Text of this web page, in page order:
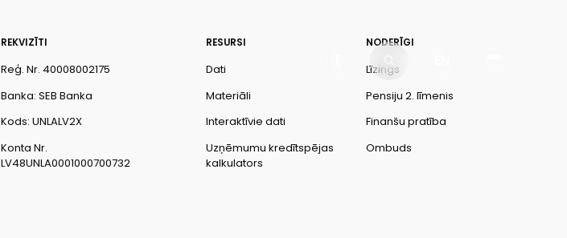
REKVIZĪTI
Reģ. Nr. 40008002175
Banka: SEB Banka
Kods: UNLALV2X
Konta Nr.
LV48UNLA0001000700732
RESURSI
Dati
Materiāli
Interaktīvie dati
Uzņēmumu kredītspējas
kalkulators
NODERĪGI
Līzings
Pensiju 2. līmenis
Finanšu pratība
Ombuds